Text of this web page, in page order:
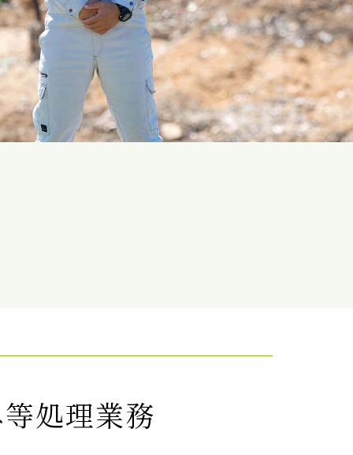
処理業務